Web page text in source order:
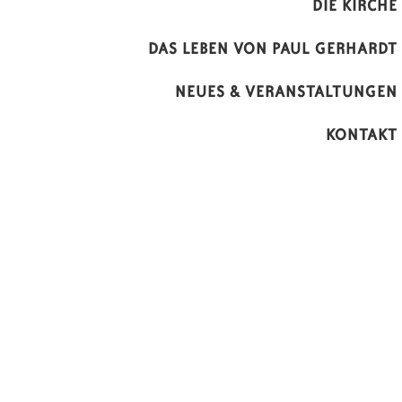
DIE KIRCHE
DAS LEBEN VON PAUL GERHARDT
NEUES & VERANSTALTUNGEN
KONTAKT